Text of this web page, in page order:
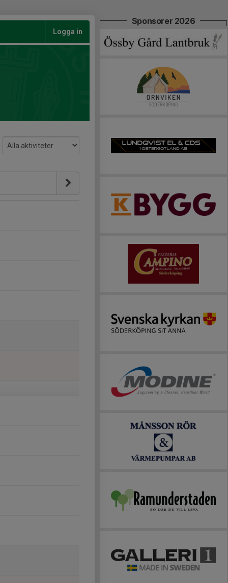
Logga in
Sponsorer 2026